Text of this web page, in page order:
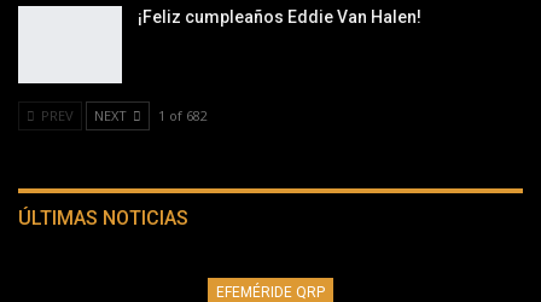
¡Feliz cumpleaños Eddie Van Halen!
PREV NEXT 1 of 682
ÚLTIMAS NOTICIAS
EFEMÉRIDE QRP